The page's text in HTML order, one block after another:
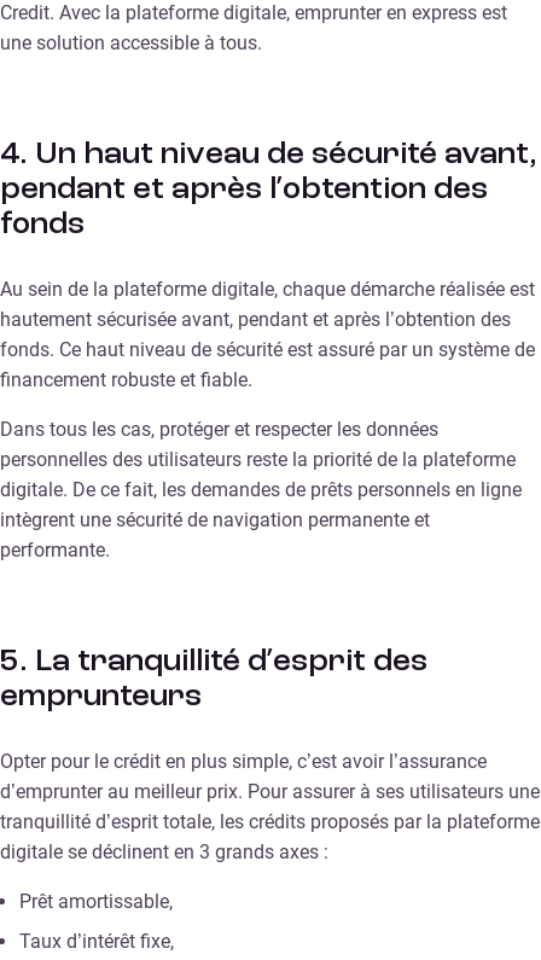
Credit. Avec la plateforme digitale, emprunter en express est
une solution accessible à tous.
4. Un haut niveau de sécurité avant,
pendant et après l’obtention des
fonds
Au sein de la plateforme digitale, chaque démarche réalisée est
hautement sécurisée avant, pendant et après l’obtention des
fonds. Ce haut niveau de sécurité est assuré par un système de
financement robuste et fiable.
Dans tous les cas, protéger et respecter les données
personnelles des utilisateurs reste la priorité de la plateforme
digitale. De ce fait, les demandes de prêts personnels en ligne
intègrent une sécurité de navigation permanente et
performante.
5. La tranquillité d’esprit des
emprunteurs
Opter pour le crédit en plus simple, c’est avoir l’assurance
d’emprunter au meilleur prix. Pour assurer à ses utilisateurs une
tranquillité d’esprit totale, les crédits proposés par la plateforme
digitale se déclinent en 3 grands axes :
Prêt amortissable,
Taux d’intérêt fixe,